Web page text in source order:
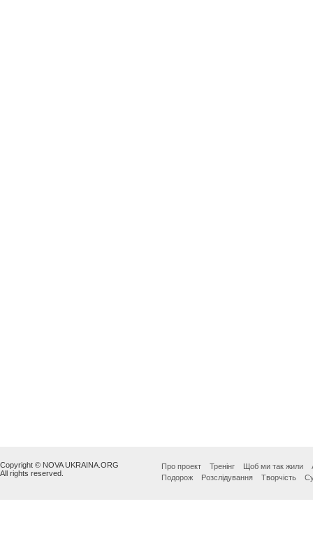
Copyright © NOVA UKRAINA.ORG
All rights reserved.
Про проект Тренінг Щоб ми так жили
Подорож
Розслідування Творчість